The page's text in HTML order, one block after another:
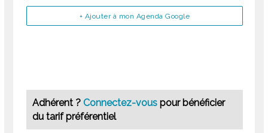
+ Ajouter à mon Agenda Google
Adhérent ?Connectez-vouspour bénéficier
du tarif préférentiel